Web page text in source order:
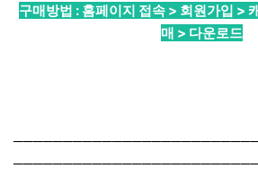
구매방법 : 홈페이지 접속 > 회원가입 >
매 > 다운로드